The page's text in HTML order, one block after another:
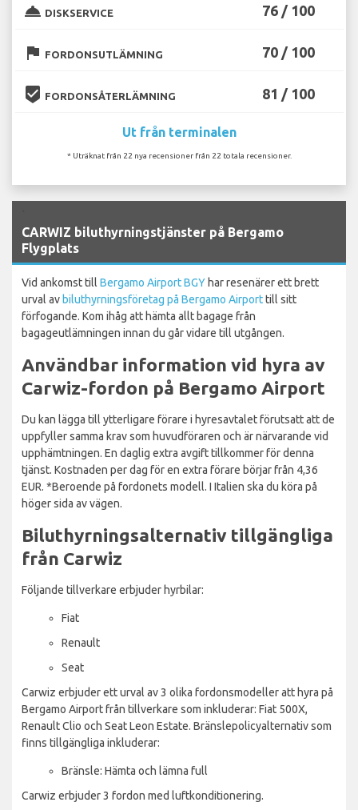
room_service DISKSERVICE 76 / 100
flag FORDONSUTLÄMNING 70 / 100
beenhere FORDONSÅTERLÄMNING 81 / 100
Ut från terminalen
* Uträknat från 22 nya recensioner från 22 totala recensioner.
CARWIZ biluthyrningstjänster på Bergamo
Flygplats
Vid ankomst till Bergamo Airport BGYhar resenärer ett brett
urval avbiluthyrningsföretag på Bergamo Airporttill sitt
förfogande. Kom ihåg att hämta allt bagage från
bagageutlämningen innan du går vidare till utgången.
Användbar information vid hyra av
Carwiz-fordon på Bergamo Airport
Du kan lägga till ytterligare förare i hyresavtalet förutsatt att de
uppfyller samma krav som huvudföraren och är närvarande vid
upphämtningen. En daglig extra avgift tillkommer för denna
tjänst. Kostnaden per dag för en extra förare börjar från 4,36
EUR. *Beroende på fordonets modell. I Italien ska du köra på
höger sida av vägen.
Biluthyrningsalternativ tillgängliga
från Carwiz
Följande tillverkare erbjuder hyrbilar:
Fiat
Renault
Seat
Carwiz erbjuder ett urval av 3 olika fordonsmodeller att hyra på
Bergamo Airport från tillverkare som inkluderar: Fiat 500X,
Renault Clio och Seat Leon Estate. Bränslepolicyalternativ som
finns tillgängliga inkluderar:
Bränsle: Hämta och lämna full
Carwiz erbjuder 3 fordon med luftkonditionering.